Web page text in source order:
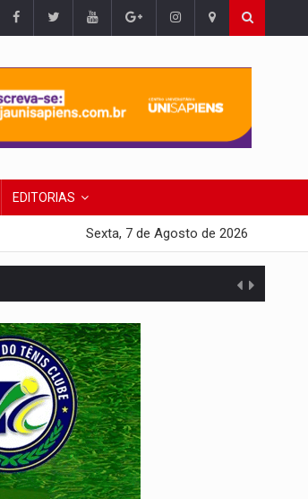
EDITORIAS
Sexta, 7 de Agosto de 2026